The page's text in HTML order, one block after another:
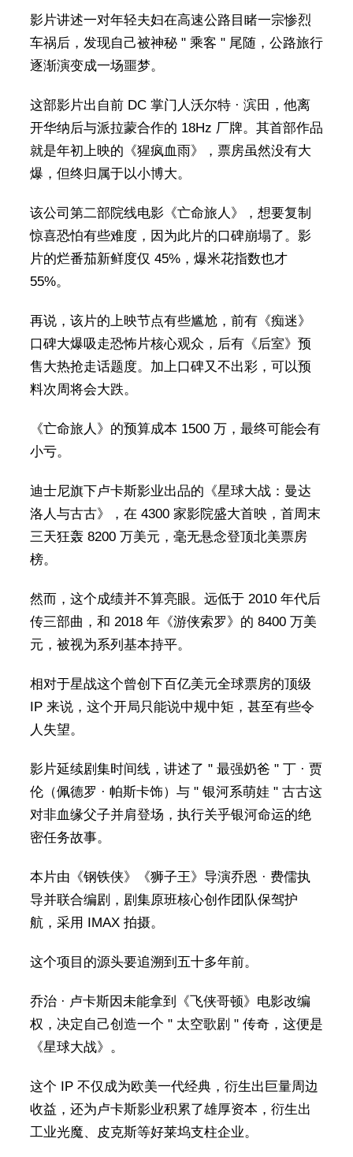
影片讲述一对年轻夫妇在高速公路目睹一宗惨烈
车祸后，发现自己被神秘 " 乘客 " 尾随，公路旅行
逐渐演变成一场噩梦。
这部影片出自前 DC 掌门人沃尔特 · 滨田，他离
开华纳后与派拉蒙合作的 18Hz 厂牌。其首部作品
就是年初上映的《猩疯血雨》，票房虽然没有大
爆，但终归属于以小博大。
该公司第二部院线电影《亡命旅人》，想要复制
惊喜恐怕有些难度，因为此片的口碑崩塌了。影
片的烂番茄新鲜度仅 45%，爆米花指数也才
55%。
再说，该片的上映节点有些尴尬，前有《痴迷》
口碑大爆吸走恐怖片核心观众，后有《后室》预
售大热抢走话题度。加上口碑又不出彩，可以预
料次周将会大跌。
《亡命旅人》的预算成本 1500 万，最终可能会有
小亏。
迪士尼旗下卢卡斯影业出品的《星球大战：曼达
洛人与古古》，在 4300 家影院盛大首映，首周末
三天狂轰 8200 万美元，毫无悬念登顶北美票房
榜。
然而，这个成绩并不算亮眼。远低于 2010 年代后
传三部曲，和 2018 年《游侠索罗》的 8400 万美
元，被视为系列基本持平。
相对于星战这个曾创下百亿美元全球票房的顶级
IP 来说，这个开局只能说中规中矩，甚至有些令
人失望。
影片延续剧集时间线，讲述了 " 最强奶爸 " 丁 · 贾
伦（佩德罗 · 帕斯卡饰）与 " 银河系萌娃 " 古古这
对非血缘父子并肩登场，执行关乎银河命运的绝
密任务故事。
本片由《钢铁侠》《狮子王》导演乔恩 · 费儒执
导并联合编剧，剧集原班核心创作团队保驾护
航，采用 IMAX 拍摄。
这个项目的源头要追溯到五十多年前。
乔治 · 卢卡斯因未能拿到《飞侠哥顿》电影改编
权，决定自己创造一个 " 太空歌剧 " 传奇，这便是
《星球大战》。
这个 IP 不仅成为欧美一代经典，衍生出巨量周边
收益，还为卢卡斯影业积累了雄厚资本，衍生出
工业光魔、皮克斯等好莱坞支柱企业。